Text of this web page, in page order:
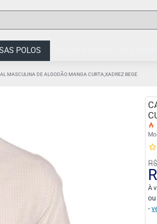
POLOS
MASCULINA DE ALGODÃO MANGA CURTA,XADREZ BEGE
À
-